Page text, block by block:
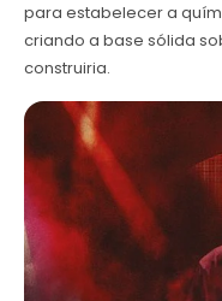
para estabelecer a
criando a base sólida
construiria.